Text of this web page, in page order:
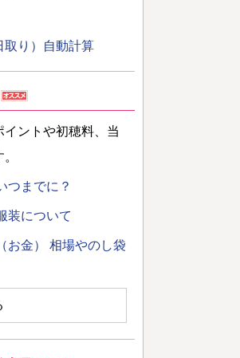
取り）自動計算
ントや初穂料、当
つまでに？
装について
お金） 相場やのし袋